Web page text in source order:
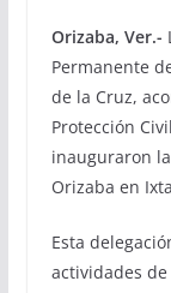
Orizaba, Ver.-
Permanente
de la Cruz,
Protección
inauguraron
Orizaba en
Esta
actividades